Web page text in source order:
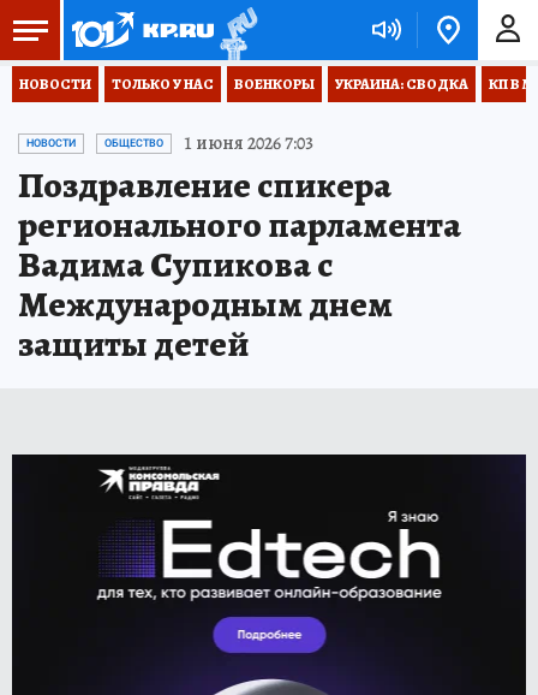
НОВОСТИ ТОЛЬКО У НАС ВОЕНКОРЫ УКРАИНА: СВОДКА КП В
НОВОСТИ ОБЩЕСТВО 1 июня 2026 7:03
Поздравление спикера
регионального парламента
Вадима Супикова с
Международным днем
защиты детей